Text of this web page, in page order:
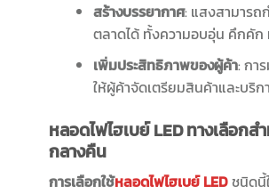
สร้างบรรยากาศ: แสงสามาร
ตลาดได้ ทั้งความอบอุ่น คึกคัก
เพิ่มประสิทธิภาพของผู้ค้า: กา
ให้ผู้ค้าจัดเตรียมสินค้าและบริ
หลอดไฟไฮเบย์LEDทางเลือกส
กลางคืน
การเลือกใช้หลอดไฟไฮเบย์ LEDชนิดนี้